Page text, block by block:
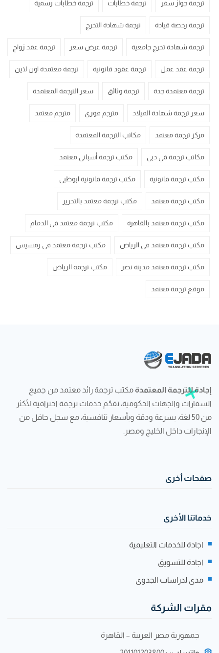
ترجمة جواز سفر ترجمة خطابات ترجمة خطابات رسمية
ترجمة رخصة قيادة ترجمة شهادة التخرج
ترجمة شهادة تخرج جامعية ترجمة عرض سعر ترجمة عقد زواج
ترجمة عقد عمل ترجمة عقود قانونية ترجمة معتمدة اون لاين
ترجمة معتمدة جدة ترجمة وثائق سعر الترجمة المعتمدة
سعر ترجمة شهادة الميلاد مترجم فوري مترجم معتمد
مركز ترجمة معتمد مكاتب الترجمة المعتمدة
مكاتب ترجمة في دبي مكتب ترجمة أسباني معتمد
مكتب ترجمة قانونية مكتب ترجمة قانونية ابوظبي
مكتب ترجمة معتمد مكتب ترجمة معتمد بالتحرير
مكتب ترجمة معتمد بالقاهرة مكتب ترجمة معتمد في الدمام
مكتب ترجمة معتمد في الرياض مكتب ترجمة معتمد في رمسيس
مكتب ترجمة معتمد مدينة نصر مكتب ترجمه الرياض
موقع ترجمة معتمد
إجادة للترجمة المعتمدة مكتب ترجمة رائد معتمد من جميع
السفارات والجهات الحكومية، نقدّم خدمات ترجمة احترافية لأكثر
من 50 لغة، بسرعة ودقة وبأسعار تنافسية، مع سجل حافل من
الإنجازات داخل الخليج ومصر.
صفحات أخرى
خدماتنا الأخرى
اجادة للخدمات التعليمية
اجادة للتسويق
مدى لدراسات الجدوى
مقرات الشركة
جمهورية مصر العربية – القاهرة